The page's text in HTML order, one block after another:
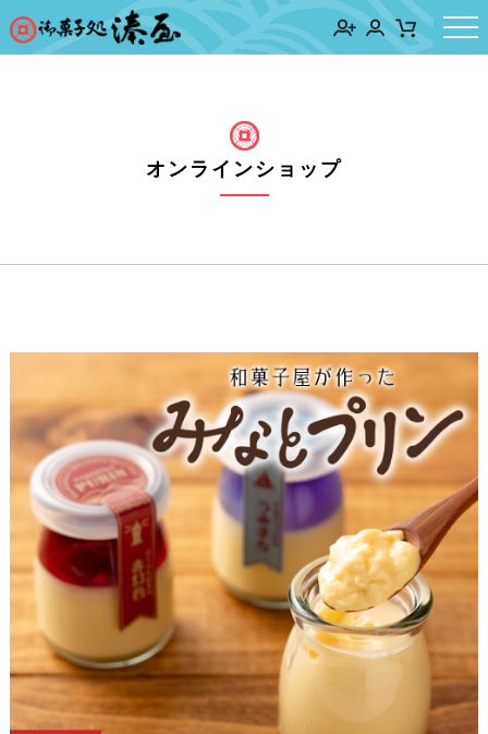
オンラインショップ